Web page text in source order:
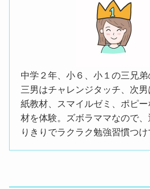
中学２年、小６、小１の三兄
三男はチャレンジタッチ、次
紙教材、スマイルゼミ、ポピ
材を体験。ズボラママなので
りきりでラクラク勉強習慣つけ